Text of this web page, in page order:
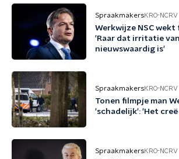
SpraakmakersKRO-NCRV
Werkwijze NSC
'Raar dat irritatie
nieuwswaardig is'
SpraakmakersKRO-NCRV
Tonen filmpje man
'schadelijk': 'Het
SpraakmakersKRO-NCRV